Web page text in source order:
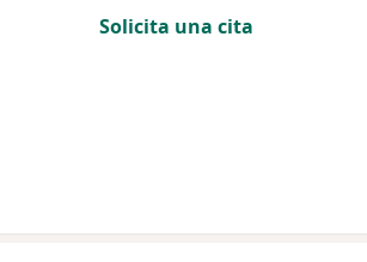
Solicita una cita